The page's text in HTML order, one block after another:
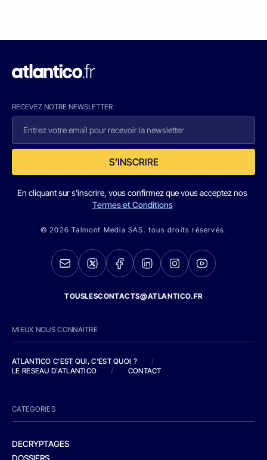
RECEVEZ NOTRE NEWSLETTER
S'INSCRIRE
En cliquant sur s'inscrire, vous confirmez que vous acceptez nos
Termes et Conditions
© 2026 Talmont Media SAS. tous droits réservés.
TOUSLESCONTACTS@ATLANTICO.FR
MIEUX NOUS CONNAITRE
ATLANTICO C'EST QUI, C'EST QUOI ?
/
LE RESEAU D'ATLANTICO
/ CONTACT
CATEGORIES
DECRYPTAGES
DOSSIERS